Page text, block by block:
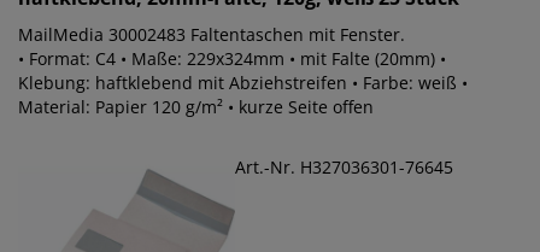
MailMedia 30002483 Faltentaschen mit Fenster.
• Format: C4 • Maße: 229x324mm • mit Falte (20mm) •
Klebung: haftklebend mit Abziehstreifen • Farbe: weiß •
Material: Papier 120 g/m² • kurze Seite offen
Art.-Nr. H327036301-76645